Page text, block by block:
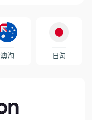
澳淘 日淘